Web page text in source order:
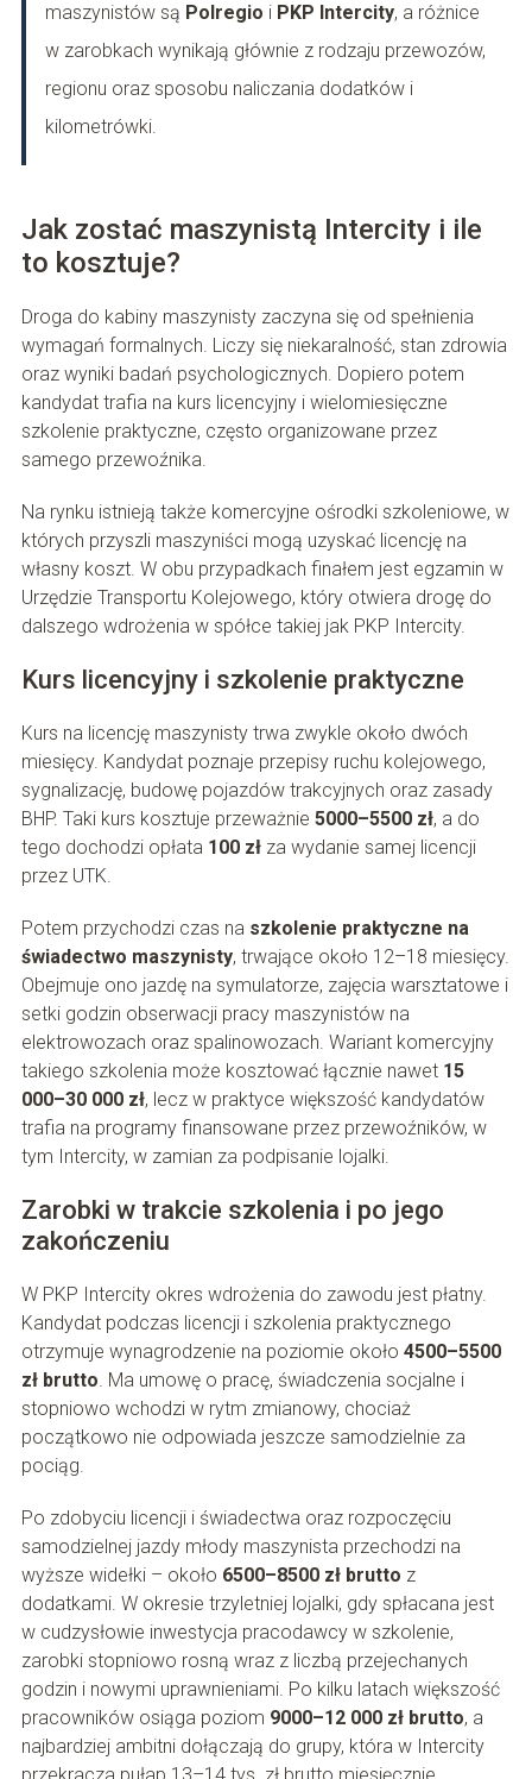
maszynistów są Polregio i PKP Intercity, a różnice
w zarobkach wynikają głównie z rodzaju przewozów,
regionu oraz sposobu naliczania dodatków i
kilometrówki.
Jak zostać maszynistą Intercity i ile
to kosztuje?
Droga do kabiny maszynisty zaczyna się od spełnienia
wymagań formalnych. Liczy się niekaralność, stan zdrowia
oraz wyniki badań psychologicznych. Dopiero potem
kandydat trafia na kurs licencyjny i wielomiesięczne
szkolenie praktyczne, często organizowane przez
samego przewoźnika.
Na rynku istnieją także komercyjne ośrodki szkoleniowe, w
których przyszli maszyniści mogą uzyskać licencję na
własny koszt. W obu przypadkach finałem jest egzamin w
Urzędzie Transportu Kolejowego, który otwiera drogę do
dalszego wdrożenia w spółce takiej jak PKP Intercity.
Kurs licencyjny i szkolenie praktyczne
Kurs na licencję maszynisty trwa zwykle około dwóch
miesięcy. Kandydat poznaje przepisy ruchu kolejowego,
sygnalizację, budowę pojazdów trakcyjnych oraz zasady
BHP. Taki kurs kosztuje przeważnie 5000–5500 zł, a do
tego dochodzi opłata 100 złza wydanie samej licencji
przez UTK.
Potem przychodzi czas na szkolenie praktyczne na
świadectwo maszynisty, trwające około 12–18 miesięcy.
Obejmuje ono jazdę na symulatorze, zajęcia warsztatowe i
setki godzin obserwacji pracy maszynistów na
elektrowozach oraz spalinowozach. Wariant komercyjny
takiego szkolenia może kosztować łącznie nawet 15
000–30 000 zł, lecz w praktyce większość kandydatów
trafia na programy finansowane przez przewoźników, w
tym Intercity, w zamian za podpisanie lojalki.
Zarobki w trakcie szkolenia i po jego
zakończeniu
W PKP Intercity okres wdrożenia do zawodu jest płatny.
Kandydat podczas licencji i szkolenia praktycznego
otrzymuje wynagrodzenie na poziomie około 4500–5500
zł brutto. Ma umowę o pracę, świadczenia socjalne i
stopniowo wchodzi w rytm zmianowy, chociaż
początkowo nie odpowiada jeszcze samodzielnie za
pociąg.
Po zdobyciu licencji i świadectwa oraz rozpoczęciu
samodzielnej jazdy młody maszynista przechodzi na
wyższe widełki – około 6500–8500 zł brutto z
dodatkami. W okresie trzyletniej lojalki, gdy spłacana jest
w cudzysłowie inwestycja pracodawcy w szkolenie,
zarobki stopniowo rosną wraz z liczbą przejechanych
godzin i nowymi uprawnieniami. Po kilku latach większość
pracowników osiąga poziom 9000–12 000 zł brutto, a
najbardziej ambitni dołączają do grupy, która w Intercity